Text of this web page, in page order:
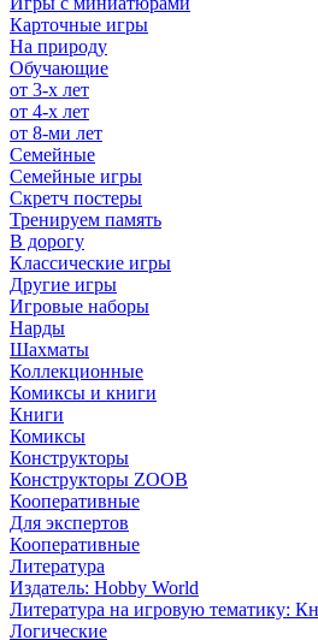
Карточные игры
На природу
Обучающие
от 3-х лет
от 4-х лет
от 8-ми лет
Семейные
Семейные игры
Скретч постеры
Тренируем память
В дорогу
Классические игры
Другие игры
Игровые наборы
Нарды
Шахматы
Коллекционные
Комиксы и книги
Книги
Комиксы
Конструкторы
Конструкторы ZOOB
Кооперативные
Для экспертов
Кооперативные
Литература
Издатель: Hobby World
Литература на игровую тематику:
Логические